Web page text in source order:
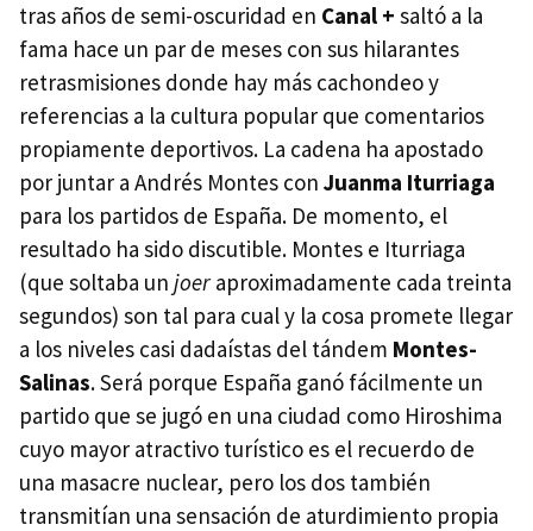
tras años de semi-oscuridad en Canal + saltó a la
fama hace un par de meses con sus hilarantes
retrasmisiones donde hay más cachondeo y
referencias a la cultura popular que comentarios
propiamente deportivos. La cadena ha apostado
por juntar a Andrés Montes con Juanma Iturriaga
para los partidos de España. De momento, el
resultado ha sido discutible. Montes e Iturriaga
(que soltaba un joer aproximadamente cada treinta
segundos) son tal para cual y la cosa promete llegar
a los niveles casi dadaístas del tándem Montes-
Salinas. Será porque España ganó fácilmente un
partido que se jugó en una ciudad como Hiroshima
cuyo mayor atractivo turístico es el recuerdo de
una masacre nuclear, pero los dos también
transmitían una sensación de aturdimiento propia